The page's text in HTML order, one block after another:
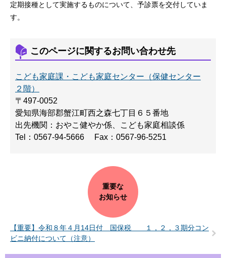
定期接種として実施するものについて、予診票を交付していま
す。
このページに関するお問い合わせ先
こども家庭課・こども家庭センター（保健センター
２階）
〒497-0052
愛知県海部郡蟹江町西之森七丁目６５番地
出先機関：おやこ健やか係、こども家庭相談係
Tel：0567-94-5666
Fax：0567-96-5251
重要な
お知らせ
【重要】令和８年４月14日付 国保税 １，２，３期分コン
ビニ納付について（注意）